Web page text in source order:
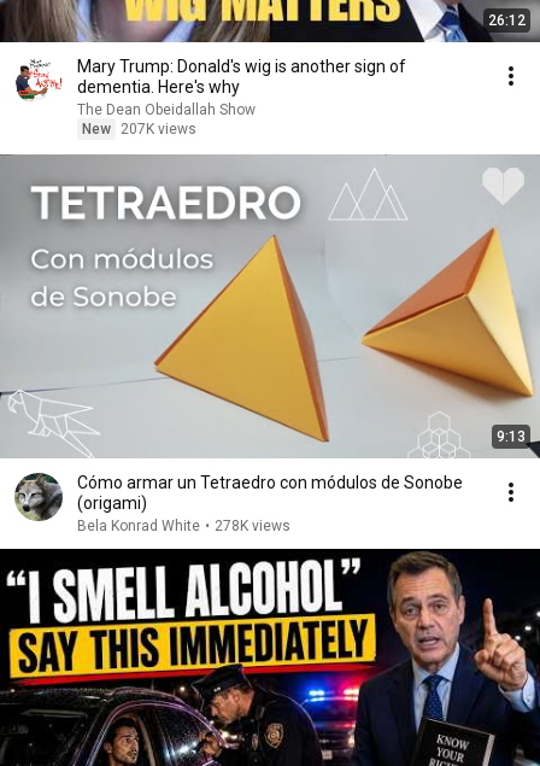
26:12
Mary Trump: Donald's wig is another sign of
dementia. Here's why
The Dean Obeidallah Show
New
207K views
9:13
Cómo armar un Tetraedro con módulos de Sonobe
(origami)
Bela Konrad White • 278K views